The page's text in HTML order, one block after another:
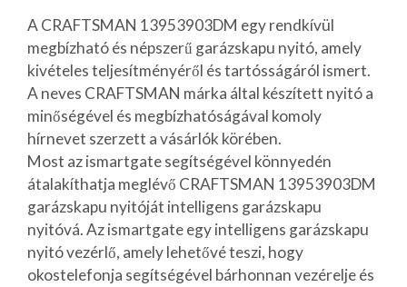
A CRAFTSMAN 13953903DM egy rendkívül
megbízható és népszerű garázskapu nyitó, amely
kivételes teljesítményéről és tartósságáról ismert.
A neves CRAFTSMAN márka által készített nyitó a
minőségével és megbízhatóságával komoly
hírnevet szerzett a vásárlók körében.
Most az ismartgate segítségével könnyedén
átalakíthatja meglévő CRAFTSMAN 13953903DM
garázskapu nyitóját intelligens garázskapu
nyitóvá. Az ismartgate egy intelligens garázskapu
nyitó vezérlő, amely lehetővé teszi, hogy
okostelefonja segítségével bárhonnan vezérelje és